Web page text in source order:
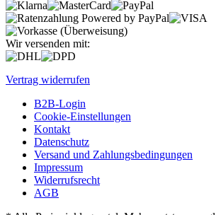
Wir versenden mit:
Vertrag widerrufen
B2B-Login
Cookie-Einstellungen
Kontakt
Datenschutz
Versand und Zahlungsbedingungen
Impressum
Widerrufsrecht
AGB